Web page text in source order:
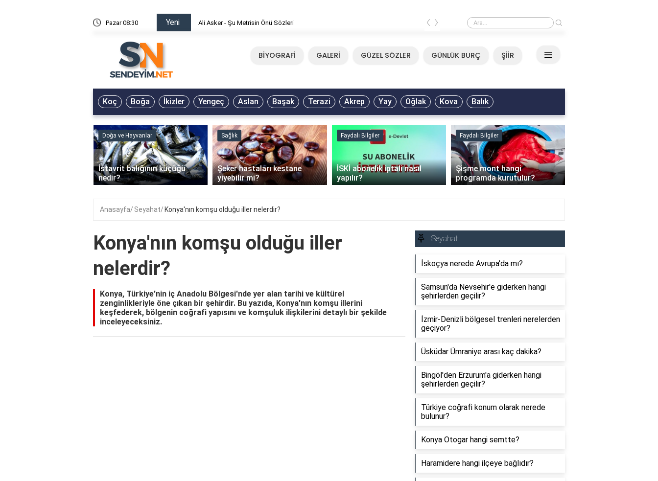
Pazar 08:30 Yeni Ali Asker - Şu Metrisin Önü Sözleri Mirkelam - Tavla Sözleri
‹ ›
BİYOGRAFİ GALERİ GÜZEL SÖZLER GÜNLÜK BURÇ ŞİİR
Koç Boğa İkizler Yengeç Aslan Başak Terazi Akrep Yay Oğlak Kova Balık
Doğa ve Hayvanlar
İstavrit balığının küçüğü
nedir?
Sağlık
Şeker hastaları kestane
yiyebilir mi?
Faydalı Bilgiler
İSKİ abonelik iptali nasıl
yapılır?
Faydalı Bilgiler
Şişme mont hangi
programda kurutulur?
‹ ›
Anasayfa Seyahat Konya'nın komşu olduğu iller nelerdir?
Konya'nın komşu olduğu iller
nelerdir?
Konya, Türkiye'nin iç Anadolu Bölgesi'nde yer alan tarihi ve kültürel
zenginlikleriyle öne çıkan bir şehirdir. Bu yazıda, Konya'nın komşu illerini
keşfederek, bölgenin coğrafi yapısını ve komşuluk ilişkilerini detaylı bir şekilde
inceleyeceksiniz.
Seyahat
İskoçya nerede Avrupa'da mı?
Samsun'da Nevsehir'e giderken hangi
şehirlerden geçilir?
İzmir-Denizli bölgesel trenleri nerelerden
geçiyor?
Üsküdar Ümraniye arası kaç dakika?
Bingöl'den Erzurum'a giderken hangi
şehirlerden geçilir?
Türkiye coğrafi konum olarak nerede
bulunur?
Konya Otogar hangi semtte?
Haramidere hangi ilçeye bağlıdır?